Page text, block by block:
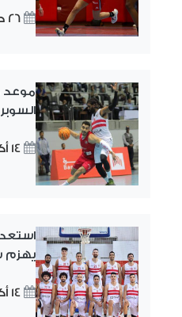
26 ديسمبر 2023
موعد
14 أكتوبر 2023
يهزم
14 أكتوبر 2023